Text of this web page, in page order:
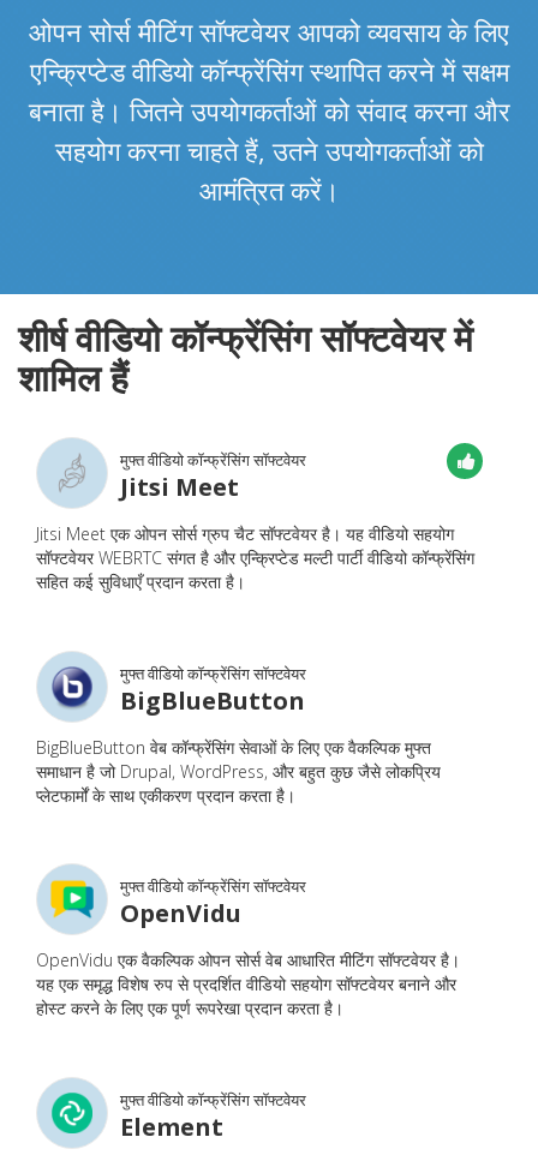
ओपन सोर्स मीटिंग सॉफ्टवेयर आपको व्यवसाय के लिए
एन्क्रिप्टेड वीडियो कॉन्फ्रेंसिंग स्थापित करने में सक्षम
बनाता है। जितने उपयोगकर्ताओं को संवाद करना और
सहयोग करना चाहते हैं, उतने उपयोगकर्ताओं को
आमंत्रित करें।
शीर्ष वीडियो कॉन्फ्रेंसिंग सॉफ्टवेयर में
शामिल हैं
मुफ्त वीडियो कॉन्फ्रेंसिंग सॉफ्टवेयर
Jitsi Meet
Jitsi Meet एक ओपन सोर्स ग्रुप चैट सॉफ्टवेयर है। यह वीडियो सहयोग
सॉफ्टवेयर WEBRTC संगत है और एन्क्रिप्टेड मल्टी पार्टी वीडियो कॉन्फ्रेंसिंग
सहित कई सुविधाएँ प्रदान करता है।
मुफ्त वीडियो कॉन्फ्रेंसिंग सॉफ्टवेयर
BigBlueButton
BigBlueButton वेब कॉन्फ्रेंसिंग सेवाओं के लिए एक वैकल्पिक मुफ्त
समाधान है जो Drupal, WordPress, और बहुत कुछ जैसे लोकप्रिय
प्लेटफार्मों के साथ एकीकरण प्रदान करता है।
मुफ्त वीडियो कॉन्फ्रेंसिंग सॉफ्टवेयर
OpenVidu
OpenVidu एक वैकल्पिक ओपन सोर्स वेब आधारित मीटिंग सॉफ्टवेयर है।
यह एक समृद्ध विशेष रुप से प्रदर्शित वीडियो सहयोग सॉफ्टवेयर बनाने और
होस्ट करने के लिए एक पूर्ण रूपरेखा प्रदान करता है।
मुफ्त वीडियो कॉन्फ्रेंसिंग सॉफ्टवेयर
Element